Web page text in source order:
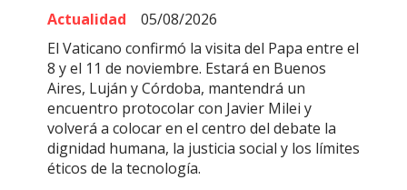
Actualidad
05/08/2026
El Vaticano confirmó la visita del Papa entre el
8 y el 11 de noviembre. Estará en Buenos
Aires, Luján y Córdoba, mantendrá un
encuentro protocolar con Javier Milei y
volverá a colocar en el centro del debate la
dignidad humana, la justicia social y los límites
éticos de la tecnología.